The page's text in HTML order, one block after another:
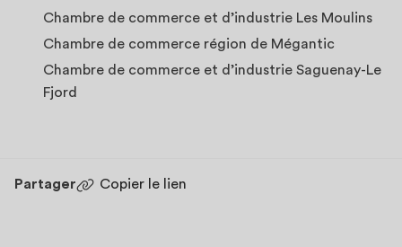
Chambre de commerce et d’industrie Les Moulins
Chambre de commerce région de Mégantic
Chambre de commerce et d’industrie Saguenay-Le
Fjord
Partager Copier le lien